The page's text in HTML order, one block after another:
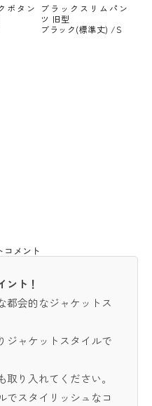
ボタン
ブラックスリムパン
ツ 旧型
ブラック(標準丈) /S
コメント
ント！
都会的なジャケットス
ジャケットスタイルで
り入れてください。
でスタイリッシュなコ